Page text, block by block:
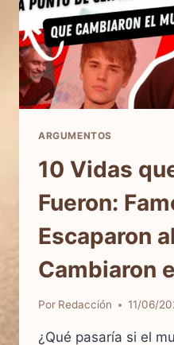
ARGUMENTOS
10 Vidas
Fueron:
Escaparon
Cambiaron
Por Redacción 11/06/
¿Qué pasaría si el